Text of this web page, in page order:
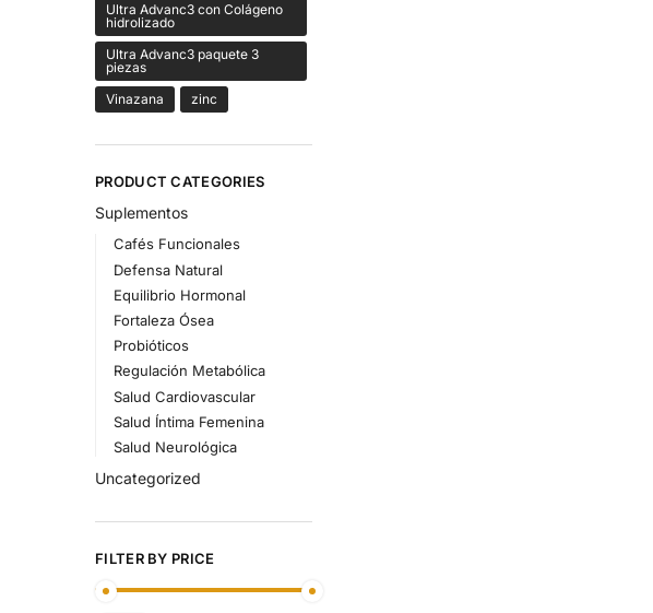
Ultra Advanc3 con Colágeno
hidrolizado
Ultra Advanc3 paquete 3
piezas
Vinazana
zinc
PRODUCT CATEGORIES
Suplementos
Cafés Funcionales
Defensa Natural
Equilibrio Hormonal
Fortaleza Ósea
Probióticos
Regulación Metabólica
Salud Cardiovascular
Salud Íntima Femenina
Salud Neurológica
Uncategorized
FILTER BY PRICE